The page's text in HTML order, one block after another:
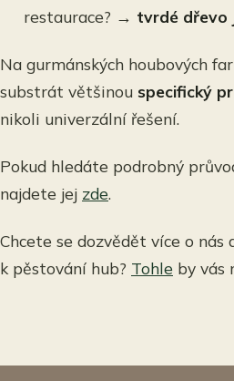
restaurace? → tvrdé dřevo
Na gurmánských houbových
substrát většinou specifický
nikoli univerzální řešení.
Pokud hledáte podrobný
najdete jej zde.
Chcete se dozvědět více o nás
k pěstování hub? Tohle by vás